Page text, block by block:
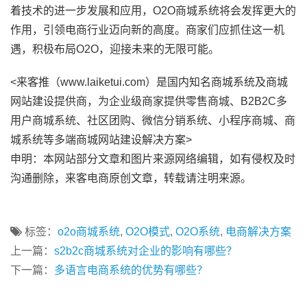
着技术的进一步发展和应用，O2O商城系统将会发挥更大的
作用，引领电商行业迈向新的高度。商家们应抓住这一机
遇，积极布局O2O，迎接未来的无限可能。
<来客推（www.laiketui.com）是国内知名商城系统及商城
网站建设提供商，为企业级商家提供零售商城、B2B2C多
用户商城系统、社区团购、微信分销系统、小程序商城、商
城系统等多端商城网站建设解决方案>
申明：本网站部分文章和图片来源网络编辑，如有侵权及时
沟通删除，来客电商原创文章，转载请注明来源。
标签： o2o商城系统, O2O模式, O2O系统, 电商解决方案
上一篇： s2b2c商城系统对企业的影响有哪些？
下一篇： 多语言电商系统的优势有哪些？